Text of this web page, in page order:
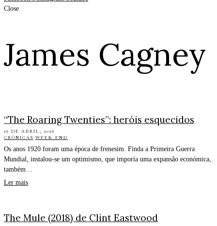
Close
James Cagney
“The Roaring Twenties”: heróis esquecidos
27 DE ABRIL, 2026
CRÓNICAS·WEEK-END
Os anos 1920 foram uma época de frenesim. Finda a Primeira Guerra
Mundial, instalou-se um optimismo, que imporia uma expansão económica,
também…
Ler mais
The Mule (2018) de Clint Eastwood